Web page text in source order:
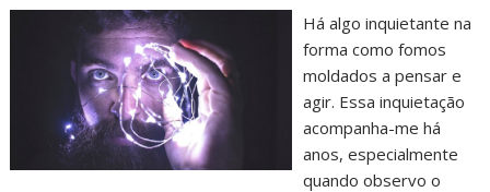
Há algo inquietante na
forma como fomos
moldados a pensar e
agir. Essa inquietação
acompanha-me há
anos, especialmente
quando observo o